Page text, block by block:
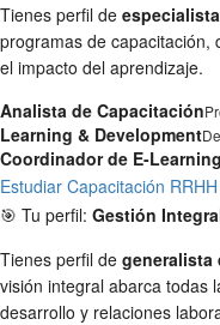
Tienes perfil de
programas de capacitación,
el impacto del aprendizaje.
Analista de Capacitación
Learning & Development
Coordinador de E-Learning
Estudiar Capacitación
🎯 Tu perfil: Gestión
Tienes perfil de generalista
visión integral abarca todas
desarrollo y relaciones